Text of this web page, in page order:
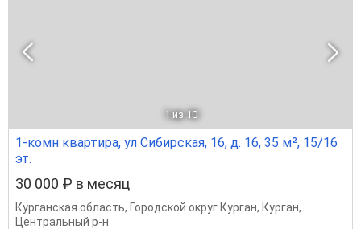
1 из 10
1-комн квартира, ул Сибирская, 16, д. 16, 35 м², 15/16
эт.
30 000 ₽ в месяц
Курганская область, Городской округ Курган, Курган,
Центральный р-н